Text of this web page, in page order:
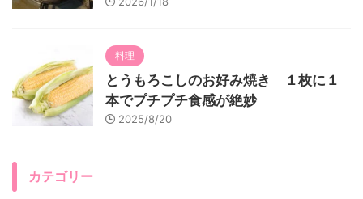
料理
とうもろこしのお好み焼き １枚に１
本でプチプチ食感が絶妙
2025/8/20
カテゴリー